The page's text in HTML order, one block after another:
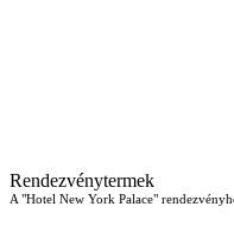
Rendezvénytermek
A "Hotel New York Palace"